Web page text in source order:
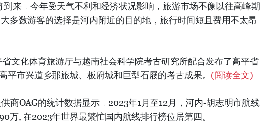
到来，今年受天气不利和经济状况影响，旅游市场不像以往高峰期
多数游客的选择是河内附近的目的地，旅行时间短且费用不太昂
省文化体育旅游厅与越南社会科学院考古研究所配合发布了高平省
平市兴道乡那旅城、板府城和巨型石屐的考古成果。 (阅读全文)
供商OAG的统计数据显示，2023年1月至12月，河内-胡志明市航线
万, 在2023年世界最繁忙国内航线排行榜位居第四。